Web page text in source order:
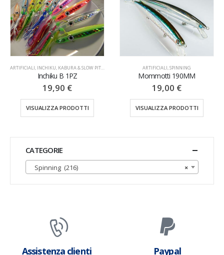
ARTIFICIALI, INCHIKU, KABURA & SLOW PITCH
Inchiku B 1PZ
19,90 €
VISUALIZZA PRODOTTI
ARTIFICIALI,SPINNING
Mommotti 190MM
19,00 €
VISUALIZZA PRODOTTI
CATEGORIE
×
Spinning (216)
Assistenza clienti Paypal